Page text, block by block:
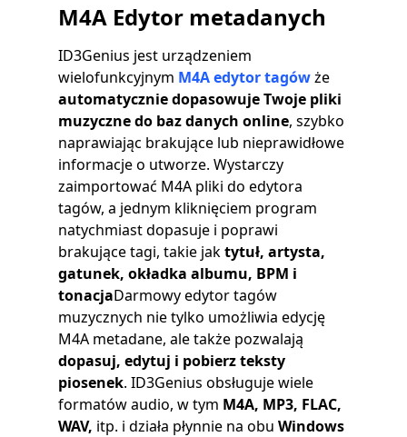
M4A Edytor metadanych
ID3Genius jest urządzeniem
wielofunkcyjnym M4A edytor tagówże
automatycznie dopasowuje Twoje pliki
muzyczne do baz danych online, szybko
naprawiając brakujące lub nieprawidłowe
informacje o utworze. Wystarczy
zaimportować M4A pliki do edytora
tagów, a jednym kliknięciem program
natychmiast dopasuje i poprawi
brakujące tagi, takie jaktytuł, artysta,
gatunek, okładka albumu, BPM i
tonacjaDarmowy edytor tagów
muzycznych nie tylko umożliwia edycję
M4A metadane, ale także pozwalają
dopasuj, edytuj i pobierz teksty
piosenek. ID3Genius obsługuje wiele
formatów audio, w tym M4A, MP3, FLAC,
WAV, itp. i działa płynnie na obu Windows